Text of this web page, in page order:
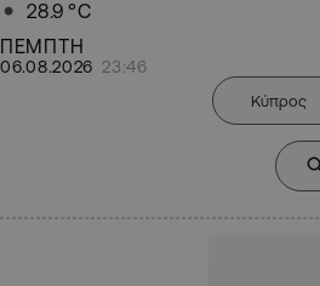
28.9 °C
ΠΕΜΠΤΗ
06.08.2026 23:46
Κύπρος